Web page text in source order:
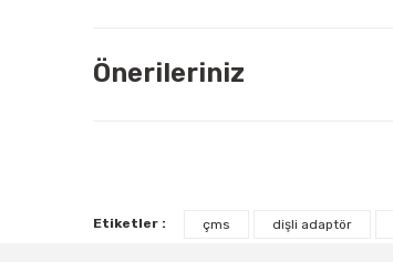
Önerileriniz
Etiketler : çms dişli adaptör